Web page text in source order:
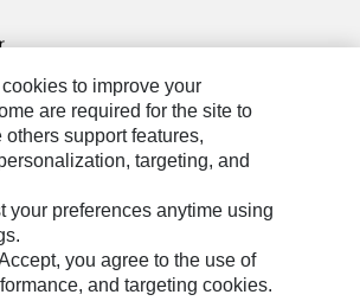
to improve your
are required for the site to
support features,
targeting, and
your preferences anytime using
you agree to the use of
and targeting cookies.